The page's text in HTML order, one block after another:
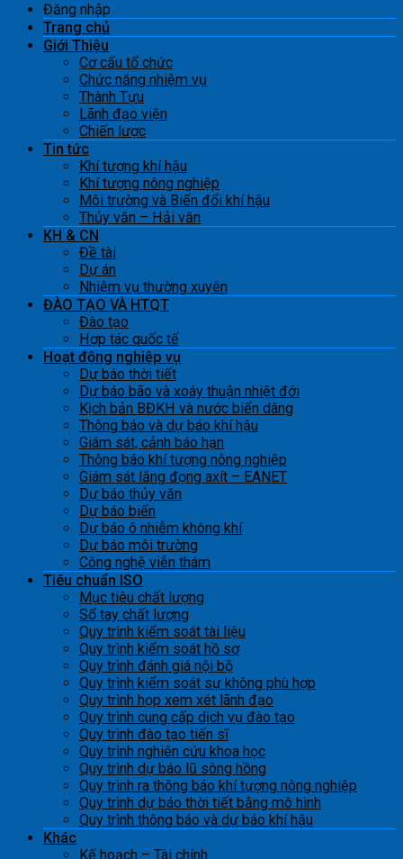
Đăng nhập
Trang chủ
Giới Thiệu
Cơ cấu tổ chức
Chức năng nhiệm vụ
Thành Tựu
Lãnh đạo viện
Chiến lược
Tin tức
Khí tượng khí hậu
Khí tượng nông nghiệp
Môi trường và Biến đổi khí hậu
Thủy văn – Hải văn
KH & CN
Đề tài
Dự án
Nhiệm vụ thường xuyên
ĐÀO TẠO VÀ HTQT
Đào tạo
Hợp tác quốc tế
Hoạt động nghiệp vụ
Dự báo thời tiết
Dự báo bão và xoáy thuận nhiệt đới
Kịch bản BĐKH và nước biển dâng
Thông báo và dự báo khí hậu
Giám sát, cảnh báo hạn
Thông báo khí tượng nông nghiệp
Giám sát lắng đọng axít – EANET
Dự báo thủy văn
Dự báo biển
Dự báo ô nhiễm không khí
Dự báo môi trường
Công nghệ viễn thám
Tiêu chuẩn ISO
Mục tiêu chất lượng
Sổ tay chất lượng
Quy trình kiểm soát tài liệu
Quy trình kiểm soát hồ sơ
Quy trình đánh giá nội bộ
Quy trình kiểm soát sự không phù hợp
Quy trình họp xem xét lãnh đạo
Quy trình cung cấp dịch vụ đào tạo
Quy trình đào tạo tiến sĩ
Quy trình nghiên cứu khoa học
Quy trình dự báo lũ sông hồng
Quy trình ra thông báo khí tượng nông nghiệp
Quy trình dự báo thời tiết bằng mô hình
Quy trình thông báo và dự báo khí hậu
Khác
Kế hoạch – Tài chính